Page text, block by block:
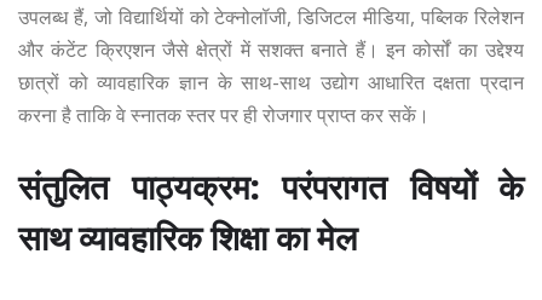
उपलब्ध हैं, जो विद्यार्थियों को टेक्नोलॉजी, डिजिटल मीडिया, पब्लिक रिलेशन
और कंटेंट क्रिएशन जैसे क्षेत्रों में सशक्त बनाते हैं। इन कोर्सों का उद्देश्य
छात्रों को व्यावहारिक ज्ञान के साथ-साथ उद्योग आधारित दक्षता प्रदान
करना है ताकि वे स्नातक स्तर पर ही रोजगार प्राप्त कर सकें।
संतुलित पाठ्यक्रम: परंपरागत विषयों के
साथ व्यावहारिक शिक्षा का मेल